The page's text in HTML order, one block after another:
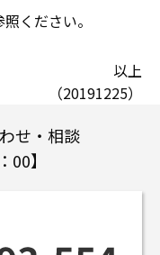
ください。
以上
（20191225）
せ・相談
00】